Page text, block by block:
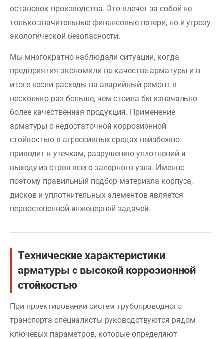
остановок производства. Это влечёт за собой не
только значительные финансовые потери, но и угрозу
экологической безопасности.
Мы многократно наблюдали ситуации, когда
предприятия экономили на качестве арматуры и в
итоге несли расходы на аварийный ремонт в
несколько раз больше, чем стоила бы изначально
более качественная продукция. Применение
арматуры с недостаточной коррозионной
стойкостью в агрессивных средах неизбежно
приводит к утечкам, разрушению уплотнений и
выходу из строя всего запорного узла. Именно
поэтому правильный подбор материала корпуса,
дисков и уплотнительных элементов является
первостепенной инженерной задачей.
Технические характеристики
арматуры с высокой коррозионной
стойкостью
При проектировании систем трубопроводного
транспорта специалисты руководствуются рядом
ключевых параметров, которые определяют